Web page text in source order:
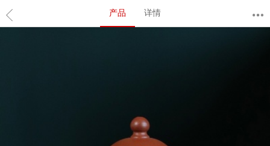
产品 详情